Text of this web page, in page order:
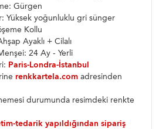
Gürgen
Yüksek yoğunluklu gri sünger
Kollu
Ayaklı + Cilalı
24 Ay - Yerli
Paris-Londra-İstanbul
renkkartela.com adresinden
durumunda resimdeki renkte
tedarik yapıldığından sipariş